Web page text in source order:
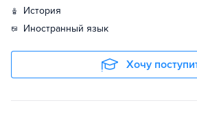
история
иностранный язык
Хочу